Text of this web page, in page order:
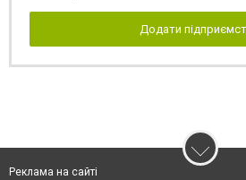
Додати
Реклама на сайті